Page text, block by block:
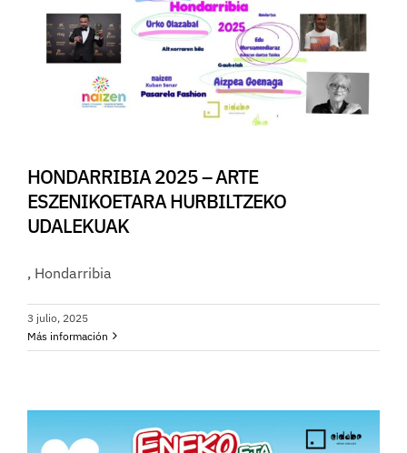
HONDARRIBIA 2025 – ARTE
ESZENIKOETARA HURBILTZEKO
UDALEKUAK
, Hondarribia
3 julio, 2025
Más información